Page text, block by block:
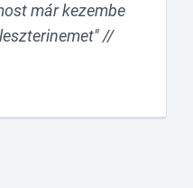
már kezembe
//